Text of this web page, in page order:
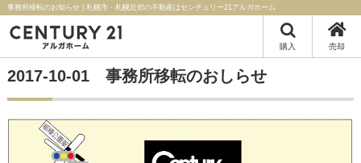
事務所移転のお知らせ | 札幌市・札幌近郊の不動産はセンチュリー21アルガホーム
購入 売却
2017-10-01 事務所移転のおしらせ